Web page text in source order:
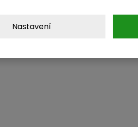
Nastavení